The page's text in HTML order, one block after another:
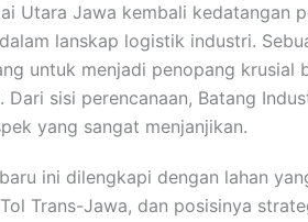
Utara Jawa kembali kedatangan
lanskap logistik industri.
untuk menjadi penopang krusial
Dari sisi perencanaan, Batang
yang sangat menjanjikan.
ini dilengkapi dengan lahan
Trans-Jawa, dan posisinya